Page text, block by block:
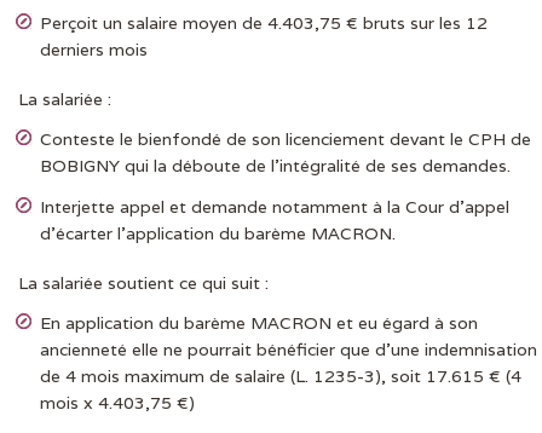
Perçoit un salaire moyen de 4.403,75 € bruts sur les 12
derniers mois
La salariée :
Conteste le bienfondé de son licenciement devant le CPH de
BOBIGNY qui la déboute de l’intégralité de ses demandes.
Interjette appel et demande notamment à la Cour d’appel
d’écarter l’application du barème MACRON.
La salariée soutient ce qui suit :
En application du barème MACRON et eu égard à son
ancienneté elle ne pourrait bénéficier que d’une indemnisation
de 4 mois maximum de salaire (L. 1235-3), soit 17.615 € (4
mois x 4.403,75 €)